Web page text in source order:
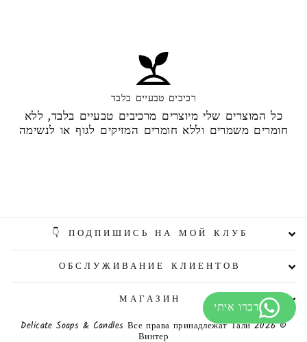
רכיבים טבעיים בלבד
כל המוצרים שלי מיוצרים מרכיבים טבעיים בלבד, ללא
חומרים משמרים וללא חומרים המזיקים לגוף או לנשימה
ПОДПИШИСЬ НА МОЙ КЛУБ 👇
ОБСЛУЖИВАНИЕ КЛИЕНТОВ
МАГАЗИН
© 2026 Delicate Soaps & Candles Все права принадлежат Тали
Винтер